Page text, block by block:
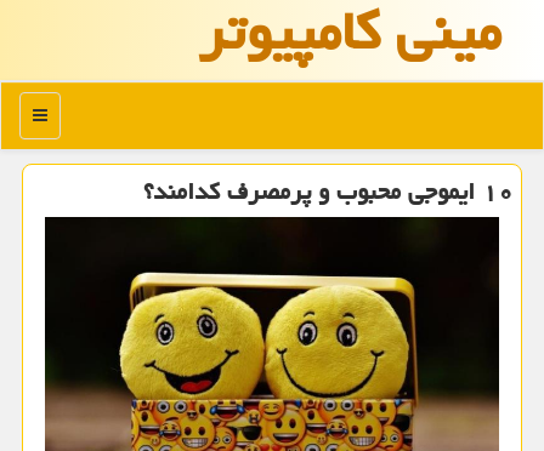
مینی كامپیوتر
منو
۱۰ ایموجی محبوب و پرمصرف كدامند؟